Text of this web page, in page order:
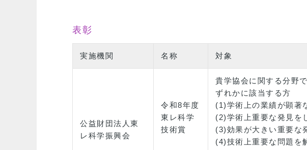
表彰
実施機関 名称 対象
公益財団法人東
レ科学振興会
令和8年度
東レ科学
技術賞
貴学協会に関する分野
ずれかに該当する方
(1)学術上の業績が顕著
(2)学術上重要な発見を
(3)効果が大きい重要な
(4)技術上重要な問題を